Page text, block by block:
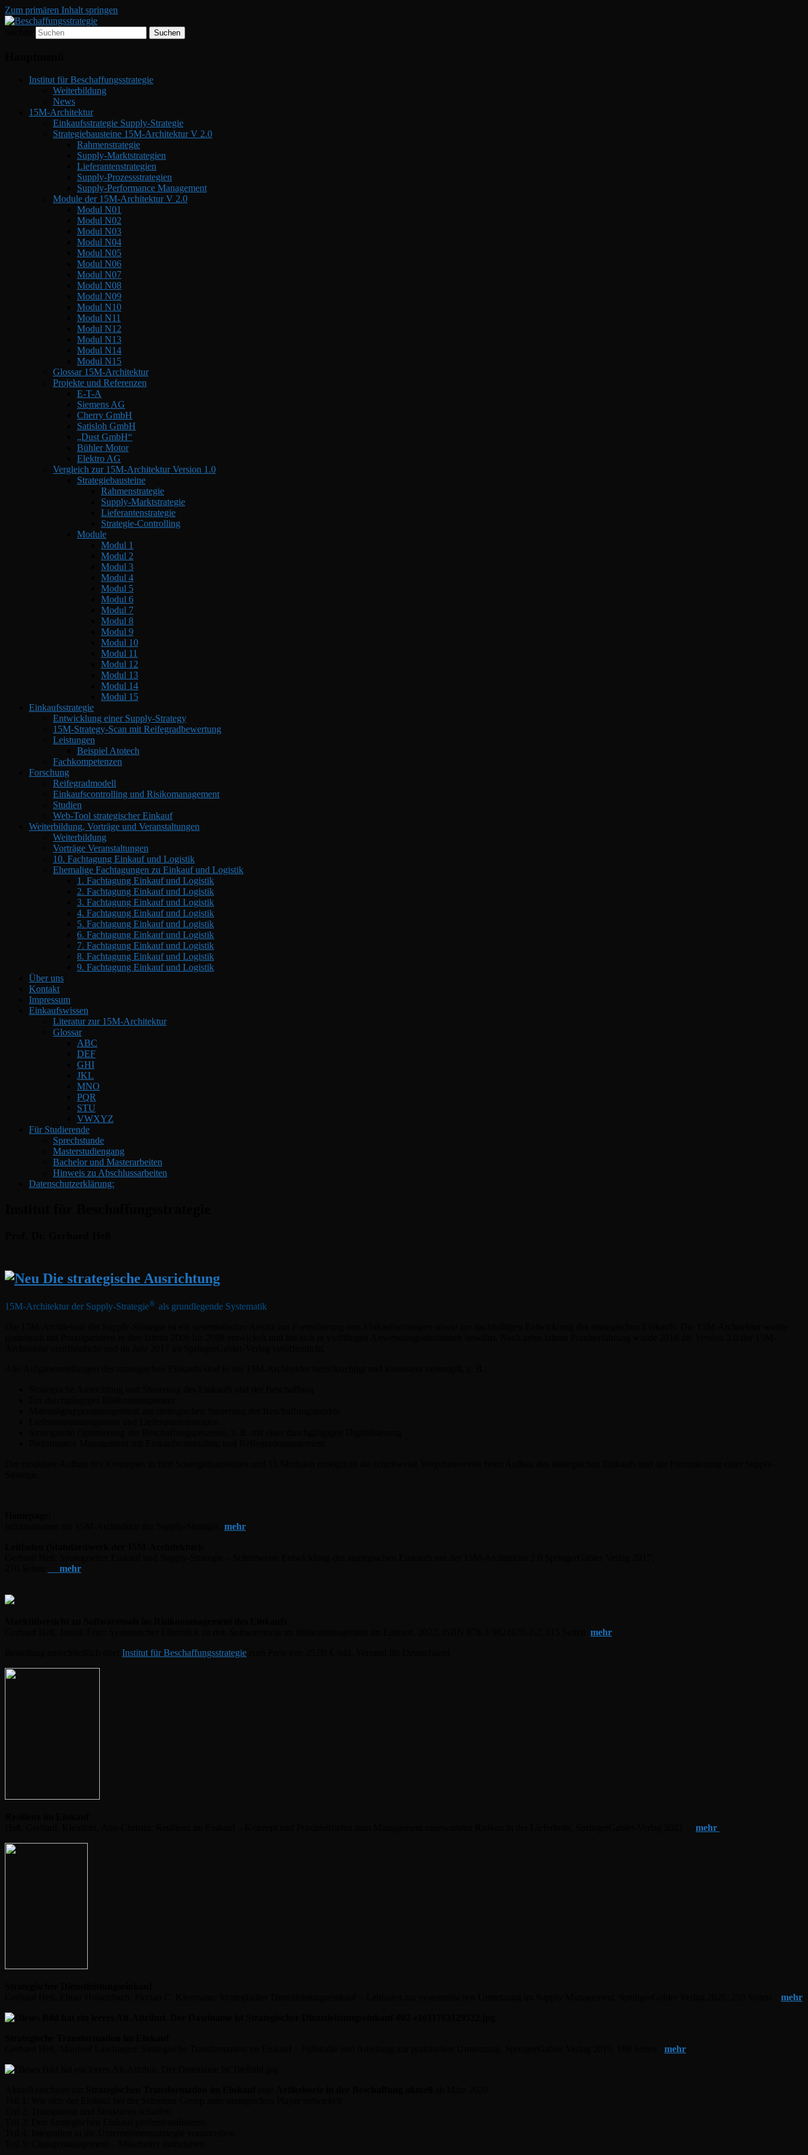
Zum primären Inhalt springen
Beschaffungsstrategie
Beschaffungsstrategie
Institut für Beschaffungsstrategie
Weiterbildung
News
15M-Architektur
Einkaufsstrategie Supply-Strategie
Strategiebausteine 15M-Architektur V 2.0
Rahmenstrategie
Supply-Marktstrategien
Lieferantenstrategien
Supply-Prozessstrategien
Supply-Performance Management
Module der 15M-Architektur V 2.0
Modul N01
Modul N02
Modul N03
Modul N04
Modul N05
Modul N06
Modul N07
Modul N08
Modul N09
Modul N10
Modul N11
Modul N12
Modul N13
Modul N14
Modul N15
Glossar 15M-Architektur
Projekte und Referenzen
E-T-A
Siemens AG
Cherry GmbH
Satisloh GmbH
„Dust GmbH“
Bühler Motor
Elektro AG
Vergleich zur 15M-Architektur Version 1.0
Strategiebausteine
Rahmenstrategie
Supply-Marktstrategie
Lieferantenstrategie
Strategie-Controlling
Module
Modul 1
Modul 2
Modul 3
Modul 4
Modul 5
Modul 6
Modul 7
Modul 8
Modul 9
Modul 10
Modul 11
Modul 12
Modul 13
Modul 14
Modul 15
Einkaufsstrategie
Entwicklung einer Supply-Strategy
15M-Strategy-Scan mit Reifegradbewertung
Leistungen
Beispiel Atotech
Fachkompetenzen
Forschung
Reifegradmodell
Einkaufscontrolling und Risikomanagement
Studien
Web-Tool strategischer Einkauf
Weiterbildung, Vorträge und Veranstaltungen
Weiterbildung
Vorträge Veranstaltungen
10. Fachtagung Einkauf und Logistik
Ehemalige Fachtagungen zu Einkauf und Logistik
1. Fachtagung Einkauf und Logistik
2. Fachtagung Einkauf und Logistik
3. Fachtagung Einkauf und Logistik
4. Fachtagung Einkauf und Logistik
5. Fachtagung Einkauf und Logistik
6. Fachtagung Einkauf und Logistik
7. Fachtagung Einkauf und Logistik
8. Fachtagung Einkauf und Logistik
9. Fachtagung Einkauf und Logistik
Über uns
Kontakt
Impressum
Einkaufswissen
Literatur zur 15M-Architektur
Glossar
ABC
DEF
GHI
JKL
MNO
PQR
STU
VWXYZ
Für Studierende
Sprechstunde
Masterstudiengang
Bachelor und Masterarbeiten
Hinweis zu Abschlussarbeiten
Datenschutzerklärung:
15M-Architektur der Supply-Strategie® als grundlegende Systematik
mehr
mehr
mehr
Institut für Beschaffungsstrategie
mehr
mehr
mehr